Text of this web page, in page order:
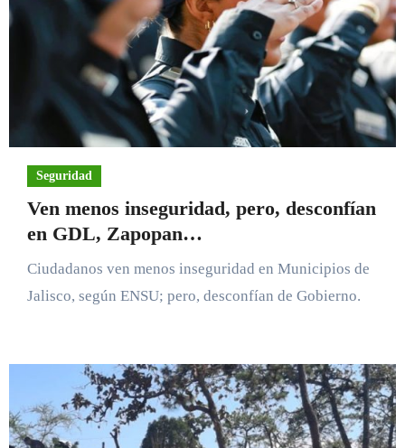
Seguridad
Ven menos inseguridad, pero, desconfían
en GDL, Zapopan…
Ciudadanos ven menos inseguridad en Municipios de
Jalisco, según ENSU; pero, desconfían de Gobierno.